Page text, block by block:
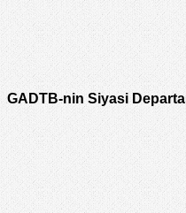
GADTB-nin Siyasi